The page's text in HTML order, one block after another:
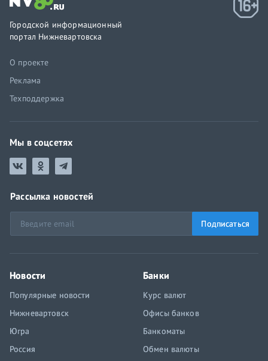
Городской информационный
портал Нижневартовска
О проекте
Реклама
Техподдержка
Мы в соцсетях
Рассылка новостей
Подписаться
Новости
Популярные новости
Нижневартовск
Югра
Россия
Банки
Курс валют
Офисы банков
Банкоматы
Обмен валюты